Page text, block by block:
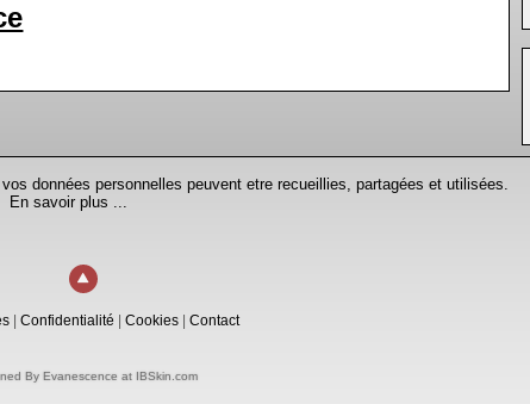
données personnelles peuvent etre recueillies, partagées et utilisées.
En savoir plus ...
| Confidentialité Cookies| Contact
By Evanescence at IBSkin.com